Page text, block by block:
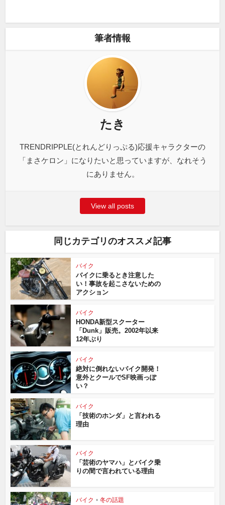
筆者情報
たき
TRENDRIPPLE(とれんどりっぷる)応援キャラクターの
「まさケロン」になりたいと思っていますが、なれそう
にありません。
View all posts
同じカテゴリのオススメ記事
バイク
バイクに乗るとき注意した
い！事故を起こさないための
アクション
バイク
HONDA新型スクーター
「Dunk」販売。2002年以来
12年ぶり
バイク
絶対に倒れないバイク開発！
意外とクールでSF映画っぽ
い？
バイク
「技術のホンダ」と言われる
理由
バイク
「芸術のヤマハ」とバイク乗
りの間で言われている理由
バイク • 冬の話題